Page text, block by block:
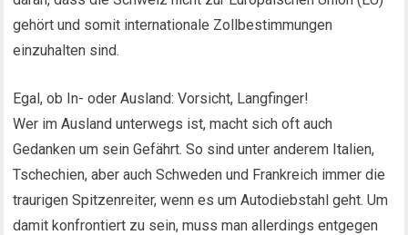
gehört und somit internationale Zollbestimmungen
einzuhalten sind.
Egal, ob In- oder Ausland: Vorsicht, Langfinger!
Wer im Ausland unterwegs ist, macht sich oft auch
Gedanken um sein Gefährt. So sind unter anderem Italien,
Tschechien, aber auch Schweden und Frankreich immer die
traurigen Spitzenreiter, wenn es um Autodiebstahl geht. Um
damit konfrontiert zu sein, muss man allerdings entgegen